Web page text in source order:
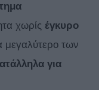
χωρίς έγκυρο
μεγαλύτερο των
για